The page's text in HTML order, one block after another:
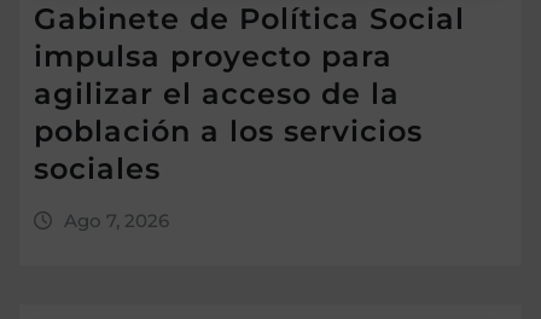
Gabinete de Política Social
impulsa proyecto para
agilizar el acceso de la
población a los servicios
sociales
Ago 7, 2026